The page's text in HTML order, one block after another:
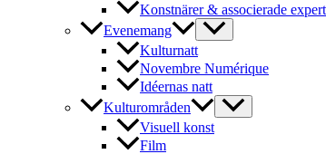
Konstnärer & associerade
Evenemang
Kulturnatt
Novembre Numérique
Idéernas natt
Kulturområden
Visuell konst
Film